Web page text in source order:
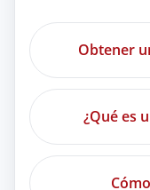
Obtener
¿Qué es